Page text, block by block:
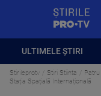
ULTIMELE ȘTIRI
Stirileprotv Stiri Stiinta
Stația Spațială Internațională